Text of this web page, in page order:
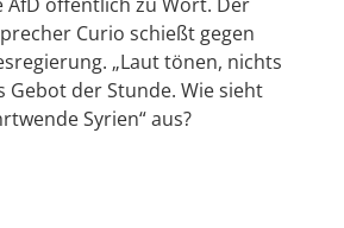
Curio schießt gegen
„Laut tönen, nichts
Gebot der Stunde. Wie sieht
Syrien“ aus?